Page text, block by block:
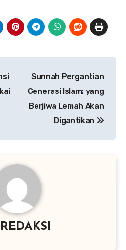
Sunnah Pergantian
Generasi Islam; yang
Berjiwa Lemah Akan
Digantikan
REDAKSI